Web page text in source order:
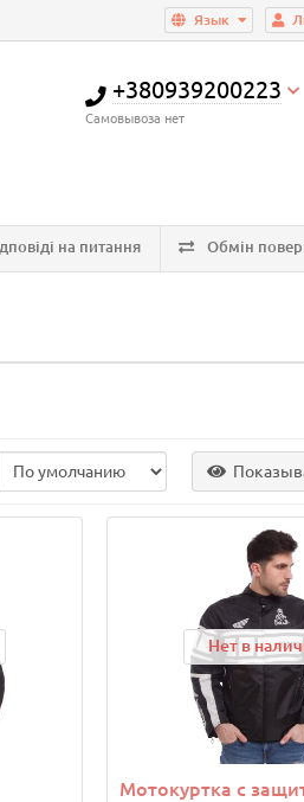
Язык
+380939200223
Самовывоза нет
на питання Обмін
Нет в
Мотокуртка с